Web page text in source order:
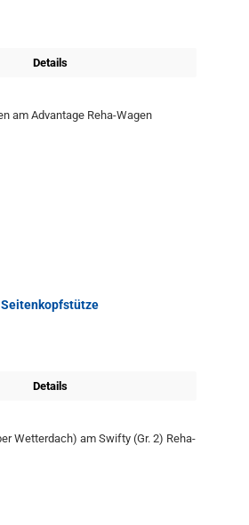
Details
Seitenkopfstütze
Details